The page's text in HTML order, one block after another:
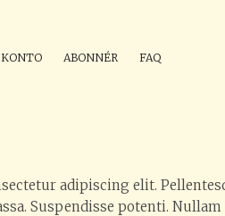
ABONNÉR FAQ
adipiscing elit.
Suspendisse potenti.